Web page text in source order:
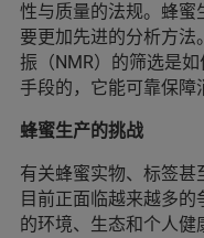
性与质量的法规。蜂蜜
要更加先进的分析方
振（NMR）的筛选是
手段的，它能可靠保障
蜂蜜生产的挑战
有关蜂蜜实物、标签甚
目前正面临越来越多
的环境、生态和个人